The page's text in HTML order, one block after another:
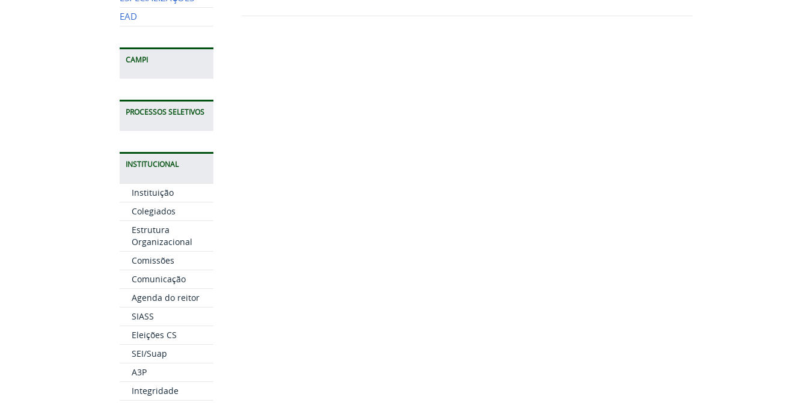
EAD
CAMPI
PROCESSOS SELETIVOS
INSTITUCIONAL
Instituição
Colegiados
Estrutura
Organizacional
Comissões
Comunicação
Agenda do reitor
SIASS
Eleições CS
SEI/Suap
A3P
Integridade